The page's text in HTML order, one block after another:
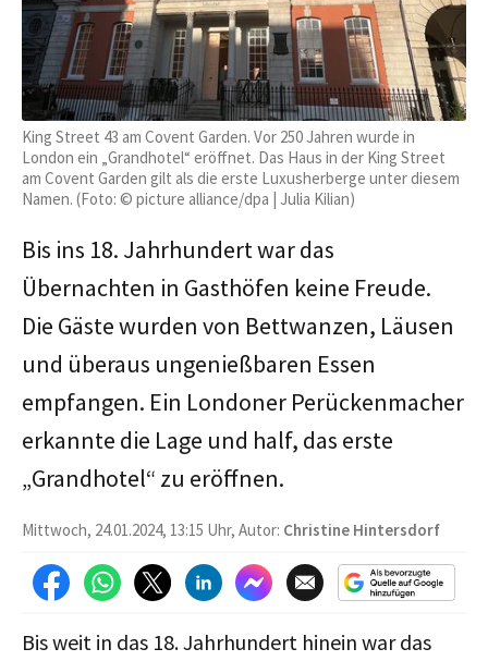
King Street 43 am Covent Garden. Vor 250 Jahren wurde in
London ein „Grandhotel“ eröffnet. Das Haus in der King Street
am Covent Garden gilt als die erste Luxusherberge unter diesem
Namen. (Foto: © picture alliance/dpa | Julia Kilian)
Bis ins 18. Jahrhundert war das
Übernachten in Gasthöfen keine Freude.
Die Gäste wurden von Bettwanzen, Läusen
und überaus ungenießbaren Essen
empfangen. Ein Londoner Perückenmacher
erkannte die Lage und half, das erste
„Grandhotel“ zu eröffnen.
Mittwoch, 24.01.2024, 13:15 Uhr, Autor: Christine Hintersdorf
Bis weit in das 18. Jahrhundert hinein war das